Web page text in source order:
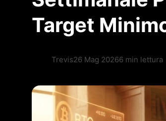
Target
Trevis26 Mag 20266 min lettura